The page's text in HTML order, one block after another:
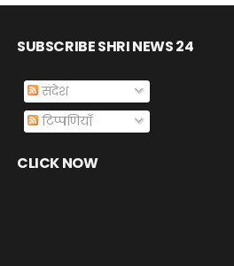
SUBSCRIBE SHRI NEWS 24
संदेश
टिप्पणियाँ
CLICK NOW